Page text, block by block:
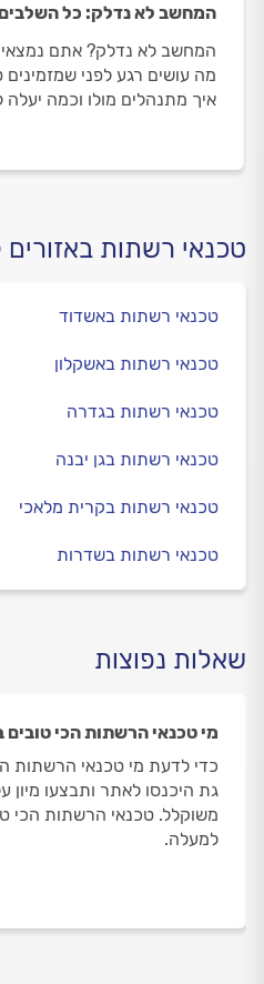
המחשב לא נדלק: כל השלבים
המחשב לא נדלק? אתם
מה עושים רגע לפני
איך מתנהלים מולו וכמה יעלה
טכנאי רשתות באזורים
טכנאי רשתות באשדוד
טכנאי רשתות באשקלון
טכנאי רשתות בגדרה
טכנאי רשתות בגן יבנה
טכנאי רשתות בקרית מלאכי
טכנאי רשתות בשדרות
שאלות נפוצות
מי טכנאי הרשתות הכי
כדי לדעת מי טכנאי הרשתות
גת היכנסו לאתר ותבצעו מיון
משוקלל. טכנאי הרשתות הכי
למעלה.